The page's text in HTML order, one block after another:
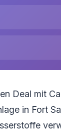
Deal mit
in Fort